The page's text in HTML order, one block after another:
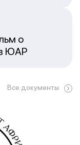
о
ЮАР
Все документы